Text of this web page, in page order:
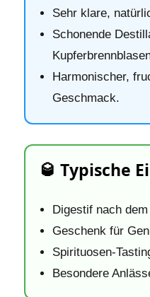
Sehr klare,
Schonende
Harmonischer,
Geschmack.
🥃 Typische
Digestif nach
Geschenk für
Besondere